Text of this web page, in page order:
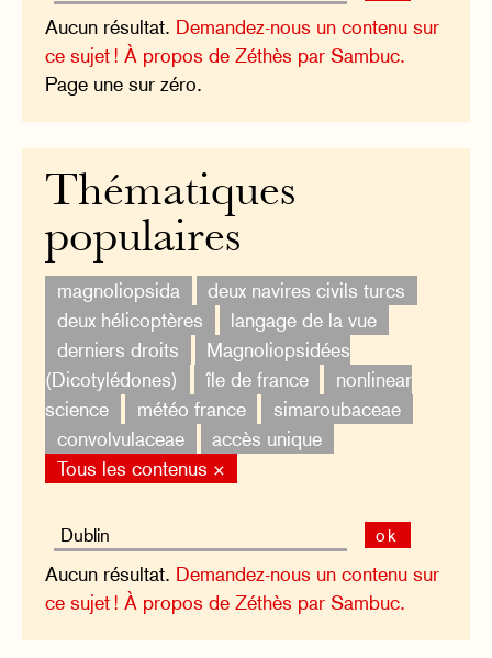
Aucun résultat. Demandez-nous un contenu sur
ce sujet ! À propos de Zéthès par Sambuc.
Page une sur zéro.
Thématiques
populaires
magnoliopsida
deux navires civils turcs
deux hélicoptères
langage de la vue
derniers droits
Magnoliopsidées
(Dicotylédones)
île de france
nonlinear
science
météo france
simaroubaceae
convolvulaceae
accès unique
Tous les contenus ×
ok
Aucun résultat. Demandez-nous un contenu sur
ce sujet ! À propos de Zéthès par Sambuc.